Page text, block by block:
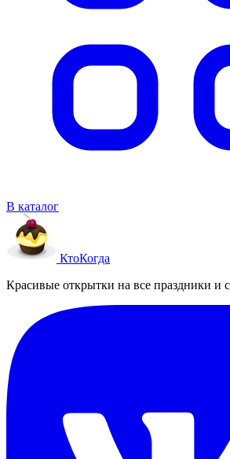
В каталог
КтоКогда
Красивые открытки на все праздники и